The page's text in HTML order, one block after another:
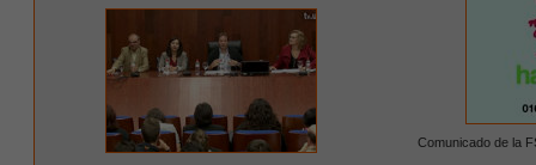
Comunicado de la